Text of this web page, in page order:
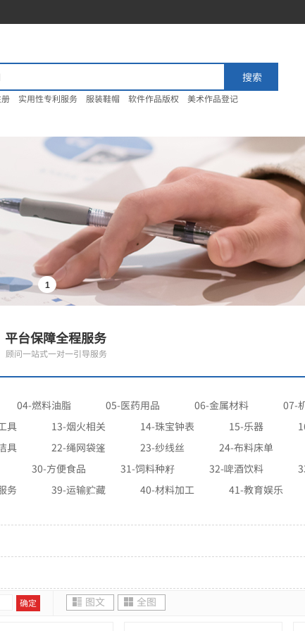
搜索
实用性专利服务 服装鞋帽 软件作品版权 美术作品登记
平台保障全程服务
顾问一站式一对一引导服务
04-燃料油脂 05-医药用品 06-金属材料 07-
具 13-烟火相关 14-珠宝钟表 15-乐器
具 22-绳网袋篷 23-纱线丝 24-布料床单
30-方便食品 31-饲料种籽 32-啤酒饮料
务 39-运输贮藏 40-材料加工 41-教育娱乐
确定 图文 全图